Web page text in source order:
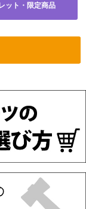
ット・限定商品